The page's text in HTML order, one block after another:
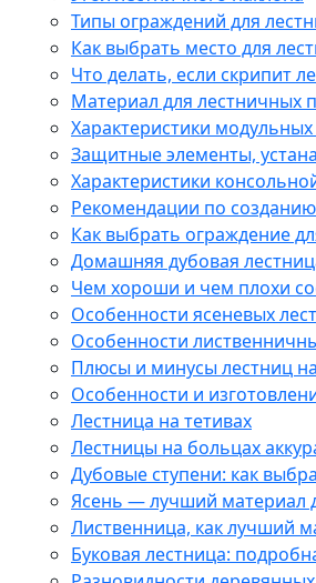
Типы ограждений для
Как выбрать место для
Что делать, если скрипит
Материал для лестничных
Характеристики
Защитные элементы,
Характеристики
Рекомендации по
Как выбрать ограждение
Домашняя дубовая
Чем хороши и чем плохи
Особенности ясеневых
Особенности
Плюсы и минусы лестниц
Особенности и
Лестница на тетивах
Лестницы на больцах
Дубовые ступени: как
Ясень — лучший материал
Лиственница, как лучший
Буковая лестница: